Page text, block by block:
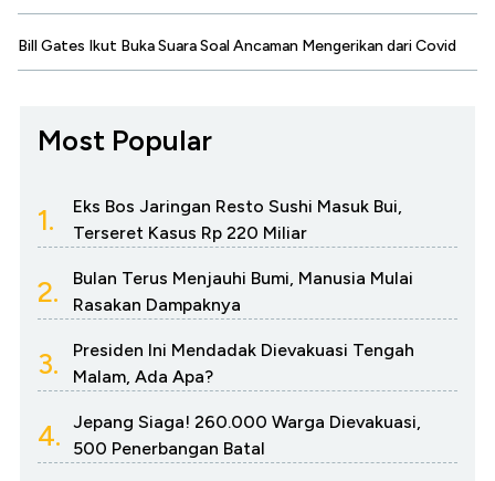
Bill Gates Ikut Buka Suara Soal Ancaman Mengerikan dari Covid
Most Popular
1.
Eks Bos Jaringan Resto Sushi Masuk Bui,
Terseret Kasus Rp 220 Miliar
2.
Bulan Terus Menjauhi Bumi, Manusia Mulai
Rasakan Dampaknya
3.
Presiden Ini Mendadak Dievakuasi Tengah
Malam, Ada Apa?
4.
Jepang Siaga! 260.000 Warga Dievakuasi,
500 Penerbangan Batal